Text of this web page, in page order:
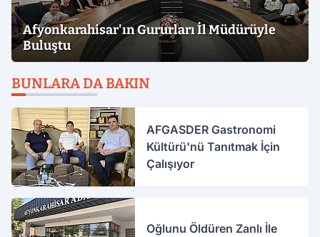
Afyonkarahisar'ın Gururları İl Müdürüyle
Buluştu
BUNLARA DA BAKIN
AFGASDER Gastronomi
Kültürü'nü Tanıtmak İçin
Çalışıyor
Oğlunu Öldüren Zanlı İle